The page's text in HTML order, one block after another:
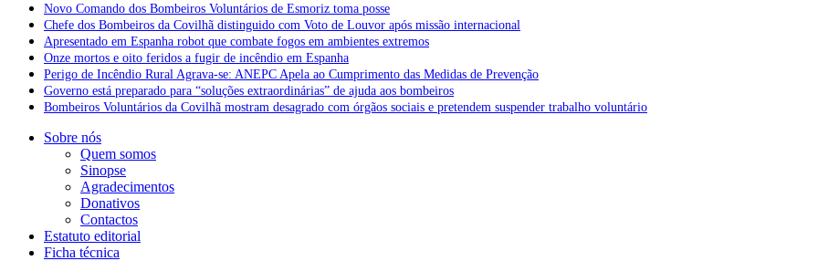
Novo Comando dos Bombeiros Voluntários de Esmoriz toma posse
Chefe dos Bombeiros da Covilhã distinguido com Voto de Louvor após missão internacional
Apresentado em Espanha robot que combate fogos em ambientes extremos
Onze mortos e oito feridos a fugir de incêndio em Espanha
Perigo de Incêndio Rural Agrava-se: ANEPC Apela ao Cumprimento das Medidas de Prevenção
Governo está preparado para “soluções extraordinárias” de ajuda aos bombeiros
Bombeiros Voluntários da Covilhã mostram desagrado com órgãos sociais e pretendem suspender trabalho voluntário
Sobre nós
Quem somos
Sinopse
Agradecimentos
Donativos
Contactos
Estatuto editorial
Ficha técnica